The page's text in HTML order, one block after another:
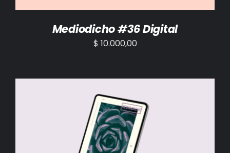
Mediodicho #36 Digital
$ 10.000,00
AÑADIR AL CARRITO /